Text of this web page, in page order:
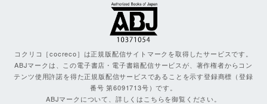
コクリコ［cocreco］は正規版配信サイトマークを取得したサービスです。
ABJマークは、この電子書店・電子書籍配信サービスが、著作権者からコン
テンツ使用許諾を得た正規版配信サービスであることを示す登録商標（登録
番号 第6091713号）です。
ABJマークについて、詳しくはこちらを御覧ください。